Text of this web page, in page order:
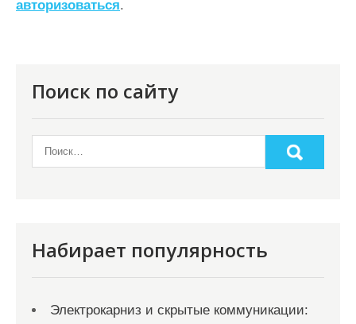
ц
авторизоваться.
Поиск по сайту
Набирает популярность
Электрокарниз и скрытые коммуникации: